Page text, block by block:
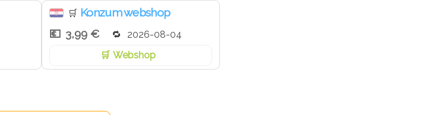
🛒 Konzum webshop
3,99 €
2026-08-04
Webshop